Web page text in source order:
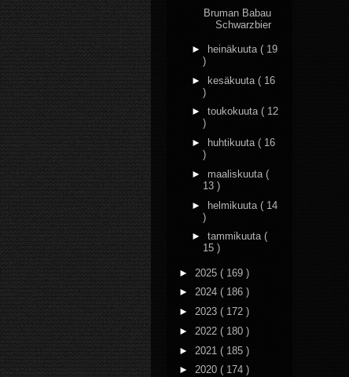
Bruman Babau
Schwarzbier
► heinäkuuta ( 19
)
► kesäkuuta ( 16
)
► toukokuuta ( 12
)
►
huhtikuuta ( 16
)
► maaliskuuta (
13 )
► helmikuuta ( 14
)
► tammikuuta (
15 )
► 2025 ( 169 )
► 2024 ( 186 )
► 2023 ( 172 )
► 2022 ( 180 )
► 2021 ( 185 )
► 2020 ( 174 )